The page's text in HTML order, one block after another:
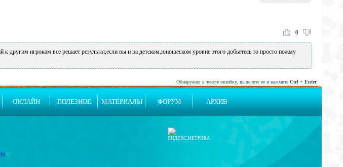
0
игрокам все решает результат,если вы и на детском,юношеском уровне этого добьетесь то просто пожму
Обнаружив в тексте ошибку, выделите ее и нажмите Ctrl + Enter
©
ОНЛАЙН ПОЛЕЗНОЕ МАТЕРИАЛЫ ФОРУМ АРХИВ